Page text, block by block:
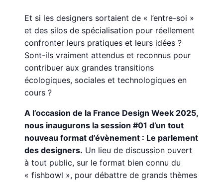
Et si les designers sortaient de « l’entre-soi »
et des silos de spécialisation pour réellement
confronter leurs pratiques et leurs idées ?
Sont-ils vraiment attendus et reconnus pour
contribuer aux grandes transitions
écologiques, sociales et technologiques en
cours ?
A l’occasion de la France Design Week 2025,
nous inaugurons la session #01 d’un tout
nouveau format d’évènement : Le parlement
des designers. Un lieu de discussion ouvert
à tout public, sur le format bien connu du
« fishbowl », pour débattre de grands thèmes